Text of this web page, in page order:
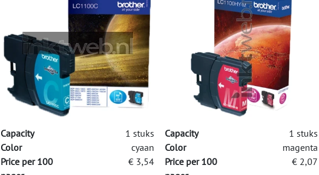
Capacity
1 stuks
Color
cyaan
Price per 100
€ 3,54
Capacity
1 stuks
Color
magenta
Price per 100
€ 2,07